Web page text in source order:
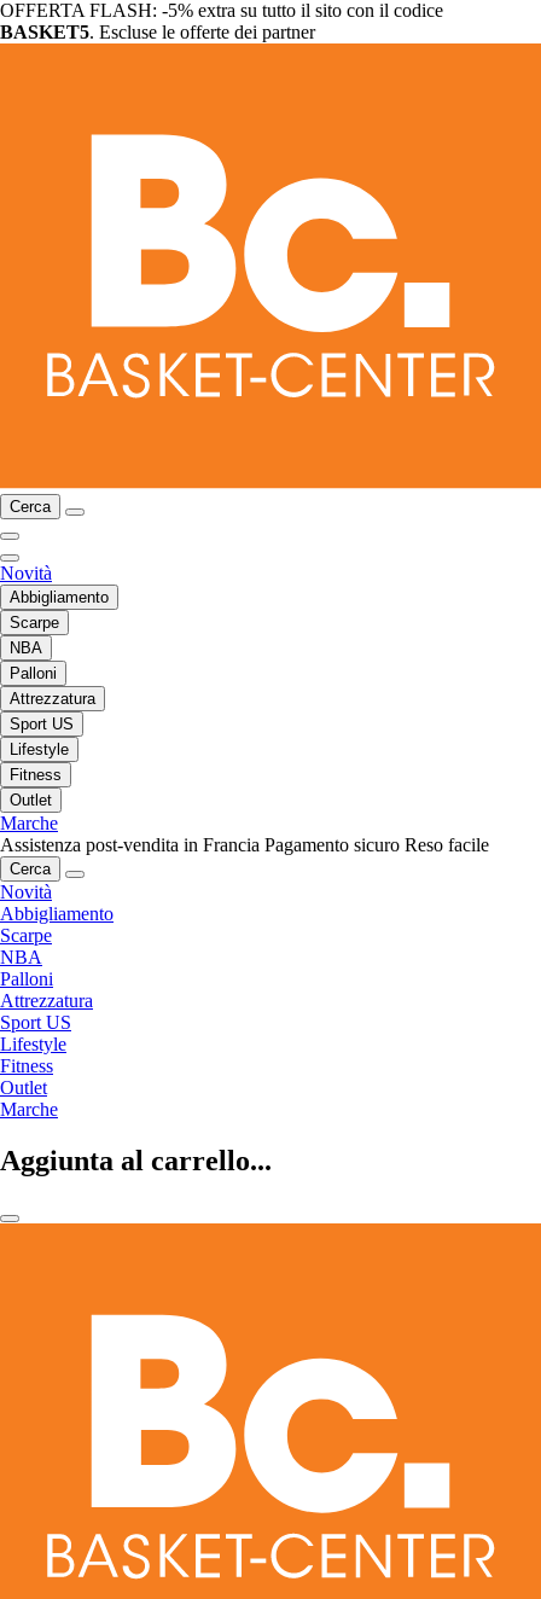
OFFERTA FLASH: -5% extra su tutto il sito con il codice
BASKET5. Escluse le offerte dei partner
Cerca
Novità
Abbigliamento
Scarpe
NBA
Palloni
Attrezzatura
Sport US
Lifestyle
Fitness
Outlet
Marche
Assistenza post-vendita in Francia Pagamento sicuro Reso facile
Cerca
Novità
Abbigliamento
Scarpe
NBA
Palloni
Attrezzatura
Sport US
Lifestyle
Fitness
Outlet
Marche
Aggiunta al carrello...